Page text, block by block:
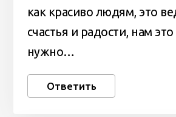
как красиво людям, это
счастья и радости, нам
нужно…
Ответить